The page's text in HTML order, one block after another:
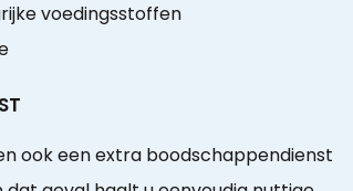
voedingsstoffen
ook een extra boodschappendienst